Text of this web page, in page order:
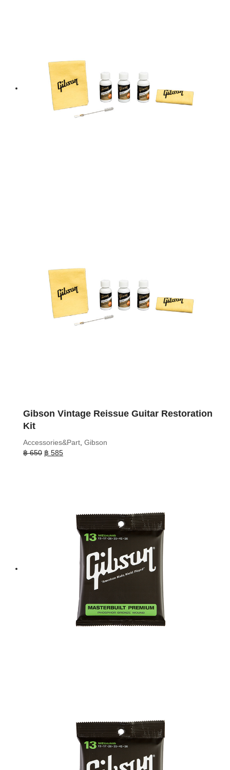
Gibson Vintage Reissue Guitar Restoration
Kit
Accessories&Part, Gibson
฿650 Original
฿ 585Current